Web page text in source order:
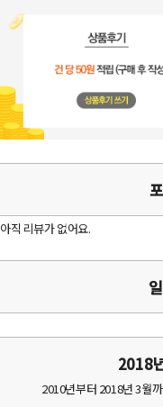
아직 리뷰가 없어요.
2018
2010년부터 2018년 3월